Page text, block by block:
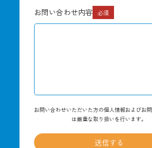
お問い合わせ内容 必須
お問い合わせいただいた方の個人情報およびお
は厳重な取り扱いを行います。